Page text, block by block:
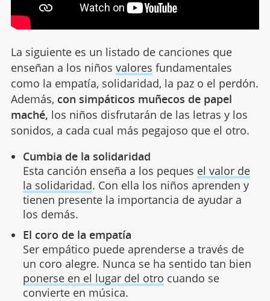
La siguiente es un listado de canciones que
enseñan a los niños valores fundamentales
como la empatía, solidaridad, la paz o el perdón.
Además, con simpáticos muñecos de papel
maché, los niños disfrutarán de las letras y los
sonidos, a cada cual más pegajoso que el otro.
Cumbia de la solidaridad
Esta canción enseña a los peques el valor de
la solidaridad. Con ella los niños aprenden y
tienen presente la importancia de ayudar a
los demás.
El coro de la empatía
Ser empático puede aprenderse a través de
un coro alegre. Nunca se ha sentido tan bien
ponerse en el lugar del otro cuando se
convierte en música.